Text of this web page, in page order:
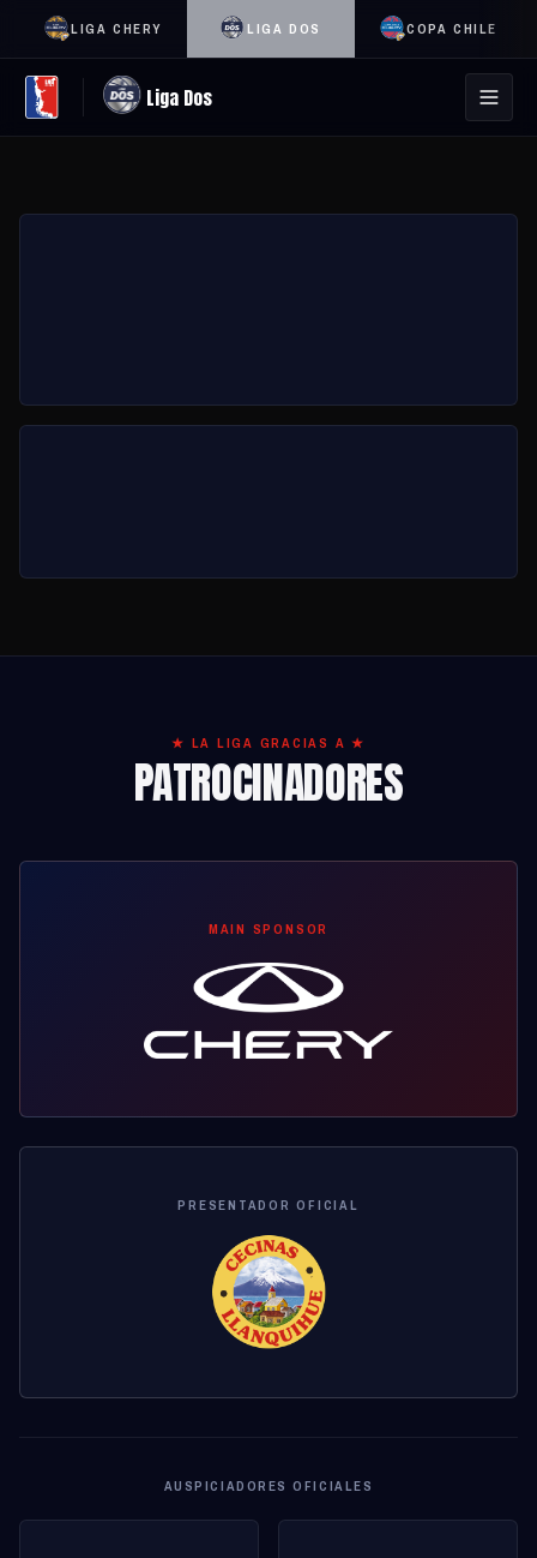
LIGA CHERY LIGA DOS COPA CHILE
Liga Dos
★ LA LIGA GRACIAS A ★
PATROCINADORES
MAIN SPONSOR
PRESENTADOR OFICIAL
AUSPICIADORES OFICIALES